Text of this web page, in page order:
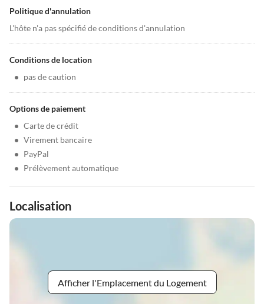
Politique d'annulation
L'hôte n'a pas spécifié de conditions d'annulation
Conditions de location
• pas de caution
Options de paiement
• Carte de crédit
• Virement bancaire
• PayPal
• Prélèvement automatique
Localisation
Afficher l'Emplacement du Logement